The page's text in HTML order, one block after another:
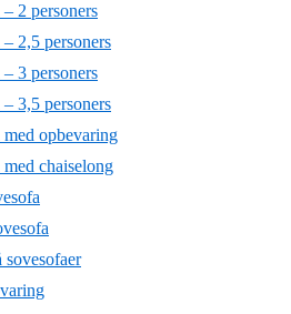
– 2 personers
– 2,5 personers
– 3 personers
– 3,5 personers
med opbevaring
med chaiselong
sovesofaer